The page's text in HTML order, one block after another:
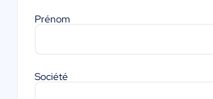
Prénom
Société